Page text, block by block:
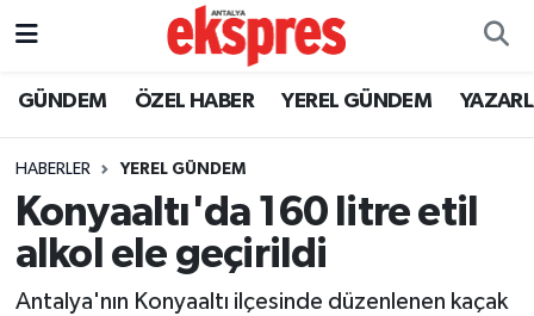
GÜNDEM ÖZEL HABER YEREL GÜNDEM
HABERLER YEREL GÜNDEM
Konyaaltı'da 160 litre etil
alkol ele geçirildi
Antalya'nın Konyaaltı ilçesinde düzenlenen kaçak
ÖZEL HABER
YEREL GÜNDEM
EKONOMİ
Nöbetçi Eczaneler
Trafik Durumu
Süper Lig Puan Durumu ve Fikstür